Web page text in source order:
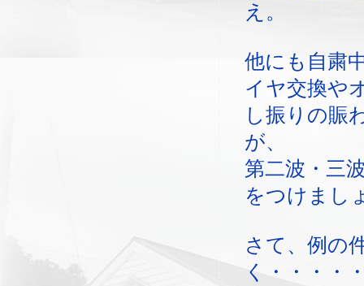
え。
他にも自粛
イヤ交換や
し振りの賑
が、
第二波・三
をつけまし
さて、例の
く・・・・